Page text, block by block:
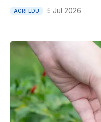
AGRI EDU 5 Jul 2026